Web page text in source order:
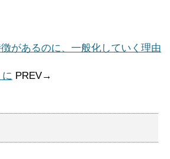
があるのに、一般化していく理由
に PREV→